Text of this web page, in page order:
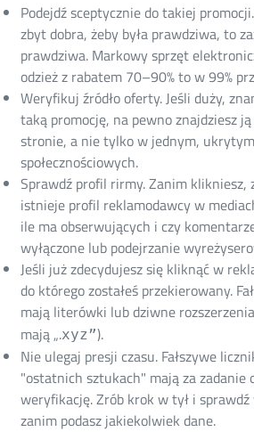
Podejdź sceptycznie do takiej
zbyt dobra, żeby była prawdziwa, to
prawdziwa. Markowy sprzęt
odzież z rabatem 70–90% to w 99%
Weryfikuj źródło oferty. Jeśli duży,
taką promocję, na pewno znajdziesz
stronie, a nie tylko w jednym,
społecznościowych.
Sprawdź profil rirmy. Zanim klikniesz,
istnieje profil reklamodawcy w
ile ma obserwujących i czy
wyłączone lub podejrzanie
Jeśli już zdecydujesz się kliknąć w
do którego zostałeś przekierowany.
mają literówki lub dziwne
mają „.xyz”).
Nie ulegaj presji czasu. Fałszywe
"ostatnich sztukach" mają za zadanie
weryfikację. Zrób krok w tył i
zanim podasz jakiekolwiek dane.